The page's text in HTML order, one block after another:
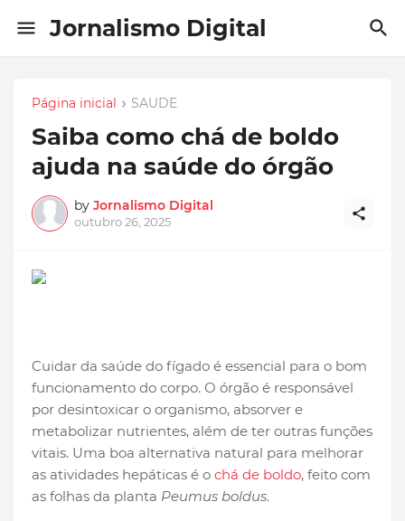
Jornalismo Digital
Página inicial SAUDE
Saiba como chá de boldo
ajuda na saúde do órgão
by Jornalismo Digital
outubro 26, 2025
Cuidar da saúde do fígado é essencial para o bom
funcionamento do corpo. O órgão é responsável
por desintoxicar o organismo, absorver e
metabolizar nutrientes, além de ter outras funções
vitais. Uma boa alternativa natural para melhorar
as atividades hepáticas é o chá de boldo, feito com
as folhas da planta Peumus boldus.